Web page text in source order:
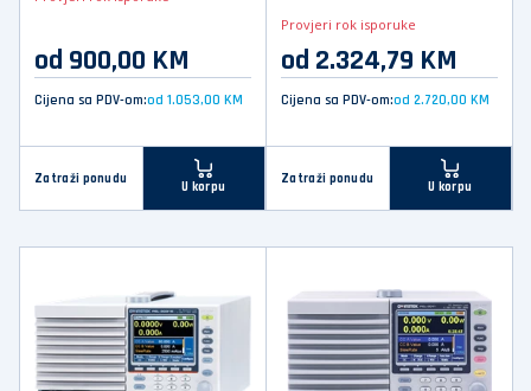
od 900,00 KM
Cijena sa PDV-om:od 1.053,00 KM
Zatraži ponudu
U korpu
Provjeri rok isporuke
od 2.324,79 KM
Cijena sa PDV-om:od 2.720,00 KM
Zatraži ponudu
U korpu